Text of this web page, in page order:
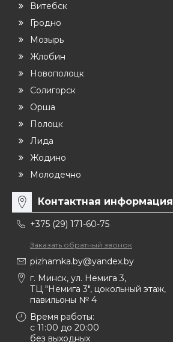
Витебск
Гродно
Мозырь
Жлобин
Новополоцк
Солигорск
Орша
Полоцк
Лида
Жодино
Молодечно
Контактная информация
+375 (29) 171-60-75
Заказать обратный звонок
pizhamka.by@yandex.by
г. Минск, ул. Немига 3,
ТЦ "Немига 3", цокольный этаж,
павильоны № 4
Время работы:
c 11:00 до 20:00
без выходных